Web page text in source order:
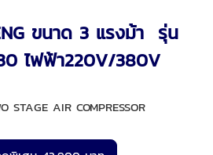
ขนาด 3 แรงม้า รุ่น
ไฟฟ้า220V/380V
STAGE AIR COMPRESSOR